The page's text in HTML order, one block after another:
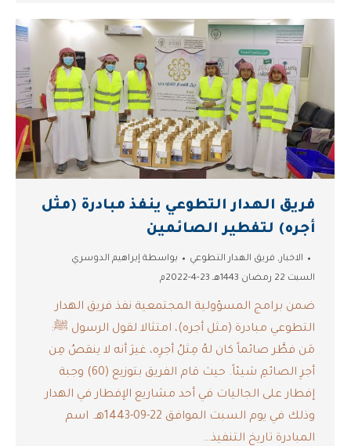
فريق الهدار التطوعي ينفذ مبادرة (مثل
أجره) لتفطير الصائمين
الاخبار , فريق الهدار التطوعي بواسطة إبراهيم الدوسري
السبت 22 رمضان 1443هـ 23-4-2022م
ضمن برامج المسؤولية المجتمعية نفذ فريق الهدار
التطوعي مبادرة ‫(مثل أجره)، امتثالا لقول الرسول ﷺ:
مَن فطَّر صائماً كان لهُ مِثلُ أجرِه، غيرَ أنه لا ينقصُ مِن
أجرِ الصائمِ شيئاً. حيث قام الفريق بتوزيع (60) وجبة
إفطار على الجاليات في أحد مشاريع الإفطار في الهدار
وذلك في يوم السبت الموافق 22-09-1443هـ. اسم
المبادرة تاريخ التنفيذ…